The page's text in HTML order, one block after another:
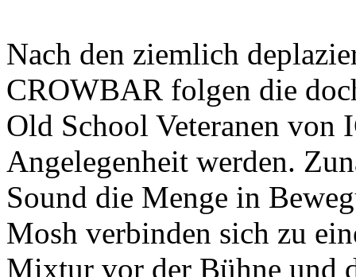
Nach den ziemlich
CROWBAR folgen die
Old School Veteranen von
Angelegenheit werden.
Sound die Menge in
Mosh verbinden sich zu
Mixtur vor der Bühne und